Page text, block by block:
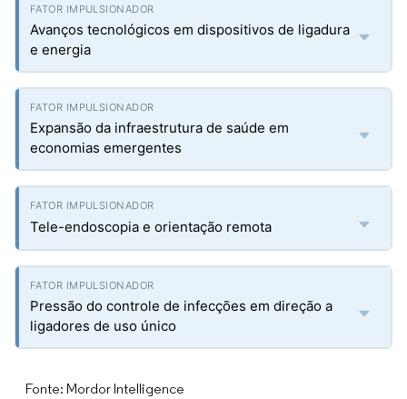
Avanços tecnológicos em dispositivos de ligadura
e energia
Expansão da infraestrutura de saúde em
economias emergentes
Tele-endoscopia e orientação remota
Pressão do controle de infecções em direção a
ligadores de uso único
Fonte: Mordor Intelligence